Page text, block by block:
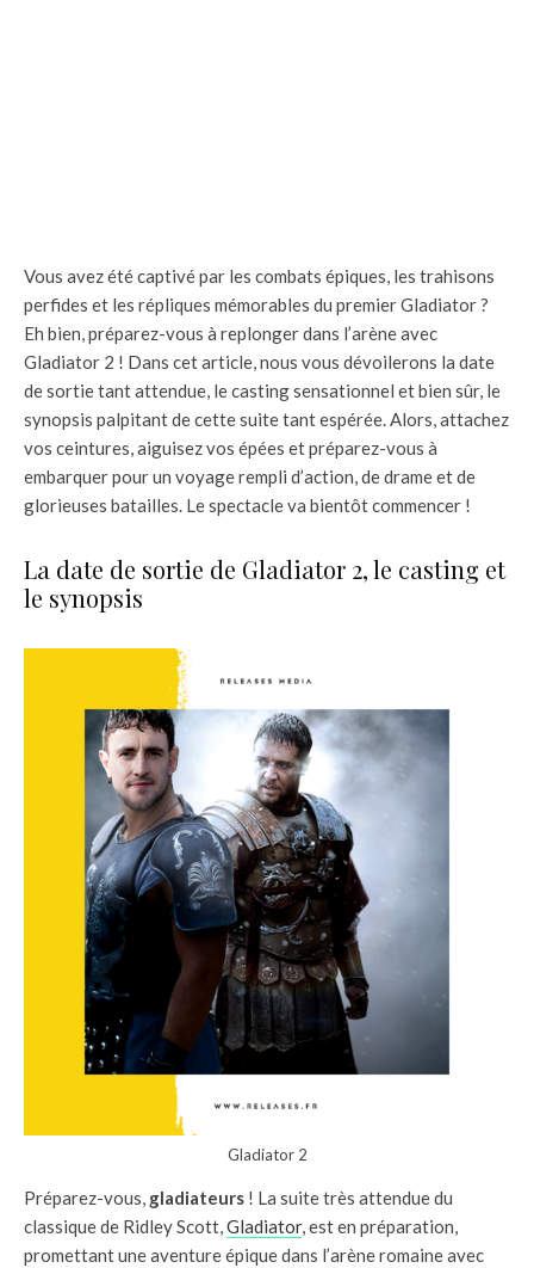
Vous avez été captivé par les combats épiques, les trahisons
perfides et les répliques mémorables du premier Gladiator ?
Eh bien, préparez-vous à replonger dans l’arène avec
Gladiator 2 ! Dans cet article, nous vous dévoilerons la date
de sortie tant attendue, le casting sensationnel et bien sûr, le
synopsis palpitant de cette suite tant espérée. Alors, attachez
vos ceintures, aiguisez vos épées et préparez-vous à
embarquer pour un voyage rempli d’action, de drame et de
glorieuses batailles. Le spectacle va bientôt commencer !
La date de sortie de Gladiator 2, le casting et
le synopsis
Gladiator 2
Préparez-vous, gladiateurs ! La suite très attendue du
classique de Ridley Scott,Gladiator, est en préparation,
promettant une aventure épique dans l’arène romaine avec